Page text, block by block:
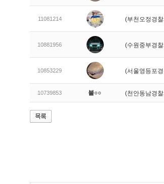
11081214 (부천오정경
10881956 (수원중부경
10853229 (서울영등포
10739853 불○○ (천안동남경